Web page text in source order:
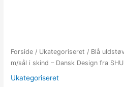
Forside / Ukategoriseret / Blå
m/sål i skind – Dansk Design fra
Ukategoriseret